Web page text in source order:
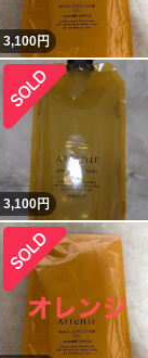
いいね！
3,100円
3,100円